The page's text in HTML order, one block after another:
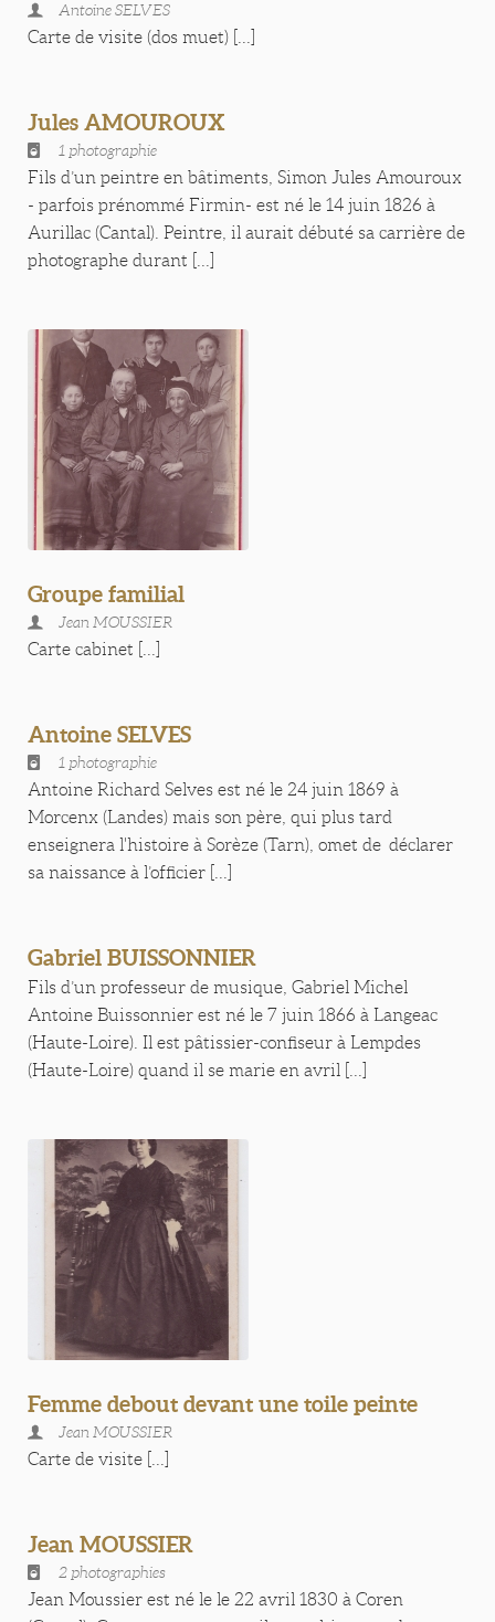
Antoine SELVES
Carte de visite (dos muet) [...]
Jules AMOUROUX
1 photographie
Fils d’un peintre en bâtiments, Simon Jules Amouroux
- parfois prénommé Firmin- est né le 14 juin 1826 à
Aurillac (Cantal). Peintre, il aurait débuté sa carrière de
photographe durant [...]
Groupe familial
Jean MOUSSIER
Carte cabinet [...]
Antoine SELVES
1 photographie
Antoine Richard Selves est né le 24 juin 1869 à
Morcenx (Landes) mais son père, qui plus tard
enseignera l'histoire à Sorèze (Tarn), omet de déclarer
sa naissance à l’officier [...]
Gabriel BUISSONNIER
Fils d’un professeur de musique, Gabriel Michel
Antoine Buissonnier est né le 7 juin 1866 à Langeac
(Haute-Loire). Il est pâtissier-confiseur à Lempdes
(Haute-Loire) quand il se marie en avril [...]
Femme debout devant une toile peinte
Jean MOUSSIER
Carte de visite [...]
Jean MOUSSIER
2 photographies
Jean Moussier est né le le 22 avril 1830 à Coren